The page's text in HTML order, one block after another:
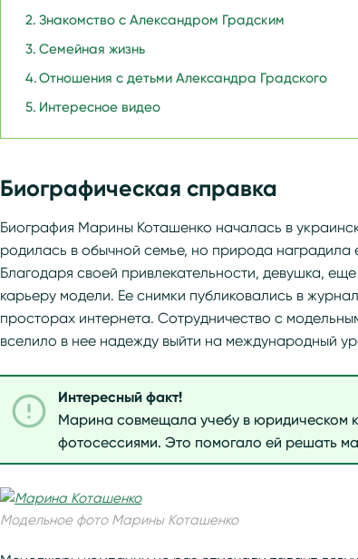
Знакомство с Александром Градским
Семейная жизнь
Отношения с детьми Александра Градского
Интересное видео
Биографическая справка
Биография Марины Коташенко началась в
родилась в обычной семье, но природа
Благодаря своей привлекательности, девушка,
карьеру модели. Ее снимки публиковались в
просторах интернета. Сотрудничество с
вселило в нее надежду выйти на международный
Интересный факт!
Марина совмещала учебу в юридическом
фотосессиями. Это помогало ей решать
Модельное фото Марины Коташенко